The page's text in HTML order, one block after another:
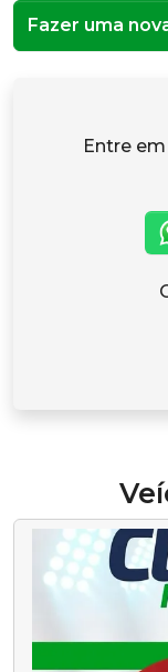
Fazer uma
Entre